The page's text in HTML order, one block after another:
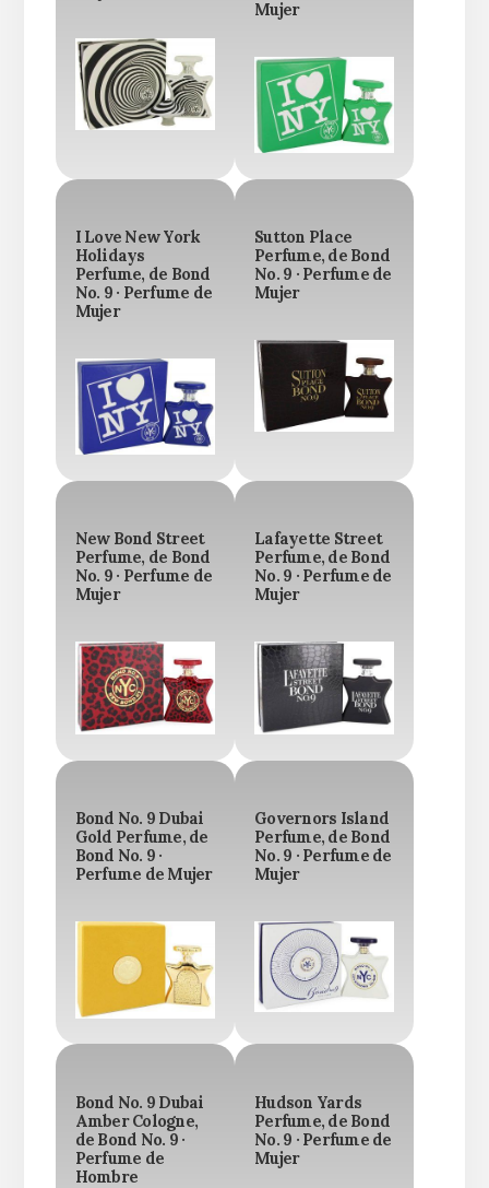
Mujer
I Love New York
Holidays
Perfume, de Bond
No. 9 · Perfume de
Mujer
Sutton Place
Perfume, de Bond
No. 9 · Perfume de
Mujer
New Bond Street
Perfume, de Bond
No. 9 · Perfume de
Mujer
Lafayette Street
Perfume, de Bond
No. 9 · Perfume de
Mujer
Bond No. 9 Dubai
Gold Perfume, de
Bond No. 9 ·
Perfume de Mujer
Governors Island
Perfume, de Bond
No. 9 · Perfume de
Mujer
Bond No. 9 Dubai
Amber Cologne,
de Bond No. 9 ·
Perfume de
Hombre
Hudson Yards
Perfume, de Bond
No. 9 · Perfume de
Mujer